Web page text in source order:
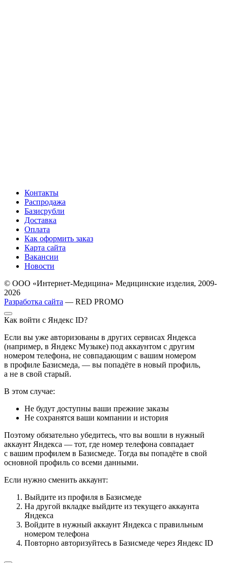
Контакты
Распродажа
Базисрубли
Доставка
Оплата
Как оформить заказ
Карта сайта
Вакансии
Новости
© ООО «Интернет-Медицина» Медицинские изделия, 2009-
2026
Разработка сайта — RED PROMO
Как войти с Яндекс ID?
Если вы уже авторизованы в других сервисах Яндекса
(например, в Яндекс Музыке) под аккаунтом с другим
номером телефона, не совпадающим с вашим номером
в профиле Базисмеда, — вы попадёте в новый профиль,
а не в свой старый.
В этом случае:
Не будут доступны ваши прежние заказы
Не сохранятся ваши компании и история
Поэтому обязательно убедитесь, что вы вошли в нужный
аккаунт Яндекса — тот, где номер телефона совпадает
с вашим профилем в Базисмеде. Тогда вы попадёте в свой
основной профиль со всеми данными.
Если нужно сменить аккаунт:
Выйдите из профиля в Базисмеде
На другой вкладке выйдите из текущего аккаунта
Яндекса
Войдите в нужный аккаунт Яндекса с правильным
номером телефона
Повторно авторизуйтесь в Базисмеде через Яндекс ID